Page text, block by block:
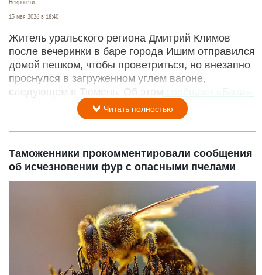
Нейросети
13 мая 2026 в 18:40
Житель уральского региона Дмитрий Климов
после вечеринки в баре города Ишим отправился
домой пешком, чтобы проветриться, но внезапно
проснулся в загруженном углем вагоне,
следующем в Тюмень. Об этом сообщает «База».
Читать полностью
Таможенники прокомментировали сообщения
об исчезновении фур с опасными пчелами